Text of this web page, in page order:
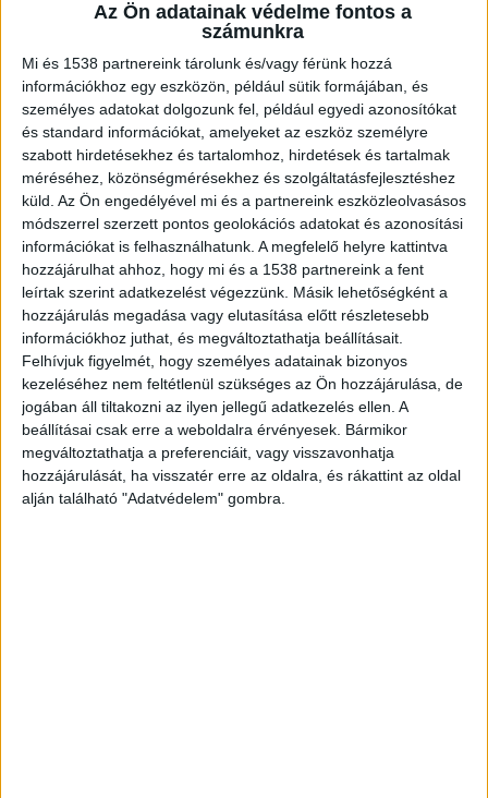
Az Ön adatainak védelme fontos a
számunkra
Mi és 1538 partnereink tárolunk és/vagy férünk hozzá
információkhoz egy eszközön, például sütik formájában, és
személyes adatokat dolgozunk fel, például egyedi azonosítókat
és standard információkat, amelyeket az eszköz személyre
szabott hirdetésekhez és tartalomhoz, hirdetések és tartalmak
méréséhez, közönségmérésekhez és szolgáltatásfejlesztéshez
küld. Az Ön engedélyével mi és a partnereink eszközleolvasásos
módszerrel szerzett pontos geolokációs adatokat és azonosítási
információkat is felhasználhatunk. A megfelelő helyre kattintva
hozzájárulhat ahhoz, hogy mi és a 1538 partnereink a fent
leírtak szerint adatkezelést végezzünk. Másik lehetőségként a
hozzájárulás megadása vagy elutasítása előtt részletesebb
információkhoz juthat, és megváltoztathatja beállításait.
Felhívjuk figyelmét, hogy személyes adatainak bizonyos
kezeléséhez nem feltétlenül szükséges az Ön hozzájárulása, de
jogában áll tiltakozni az ilyen jellegű adatkezelés ellen. A
beállításai csak erre a weboldalra érvényesek. Bármikor
megváltoztathatja a preferenciáit, vagy visszavonhatja
hozzájárulását, ha visszatér erre az oldalra, és rákattint az oldal
alján található "Adatvédelem" gombra.
Csudai Sándor pályafutása
Csudai Sándor 1987-ben, Budapesten született, a
Práter utcai Szakképző Iskolában tanult
fényképészetet. A Mediaworks munkatársa volt,
korábban dolgozott fotóstúdiókban,
fesztiválokon, magazinoknak és online lapoknak
is. Munkásságát 2015-ben Junior Príma-díjjal,
2019-ben a legtehetségesebb, 35 éven aluli
fotósoknak odaítélt Hemző Károly-díjjal ismerték
el, de volt Sajtófotó-díjas is.A Kékvillogó
legfrissebb híreit ide kattintva éred el! A
Facebookon már 342 ezernél is többen követnek
minket.